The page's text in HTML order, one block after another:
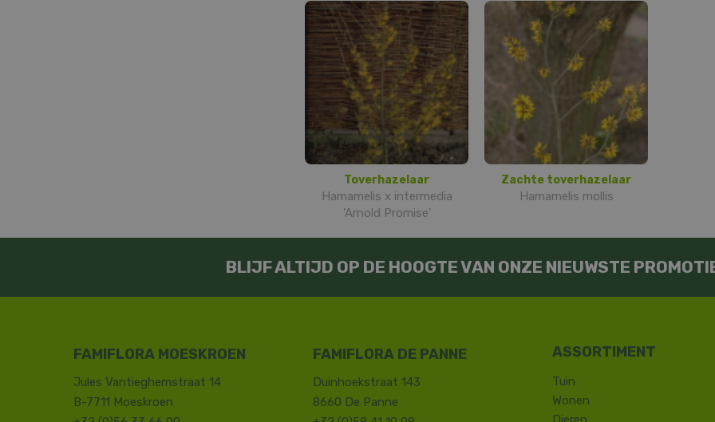
Toverhazelaar
Hamamelis x intermedia
'Arnold Promise'
Zachte toverhazelaar
Hamamelis mollis
BLIJF ALTIJD OP DE HOOGTE VAN ONZE NIEUWSTE
FAMIFLORA MOESKROEN
Jules Vantieghemstraat 14
B-7711 Moeskroen
FAMIFLORA DE PANNE
Duinhoekstraat 143
8660 De Panne
Tuin
Wonen